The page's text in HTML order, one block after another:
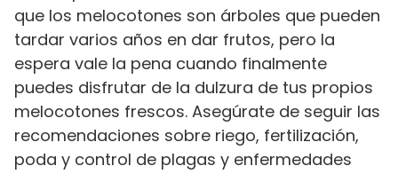
que los melocotones son árboles que pueden
tardar varios años en dar frutos, pero la
espera vale la pena cuando finalmente
puedes disfrutar de la dulzura de tus propios
melocotones frescos. Asegúrate de seguir las
recomendaciones sobre riego, fertilización,
poda y control de plagas y enfermedades